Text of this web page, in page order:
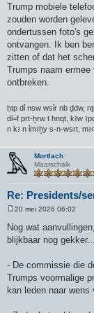
Trump mobiele
zouden worden
ondertussen foto's
ontvangen. Ik ben
zitten of dat het
Trumps naam
ontbreken.
ḥtp dỉ nsw wsỉr nb ḏdw,
dỉ=f prt-ḫrw t ḥnqt, kꜣw
n kꜣ n ỉmꜣḫy s-n-wsrt,
Mortlach
Maarschalk
Re: Presidents/
r
i
t
20 mei 2026 06:02
Nog wat
blijkbaar nog gekker...
- De commissie die
Trumps voormalige
kan leden naar wens